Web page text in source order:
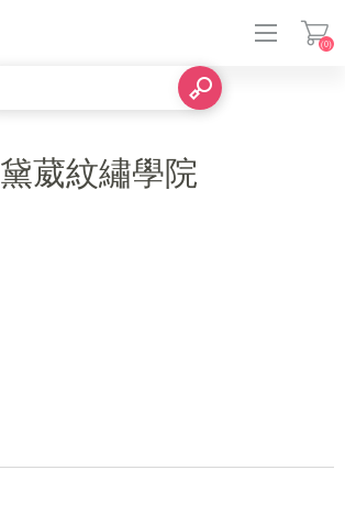
(0)
黛葳紋繡學院